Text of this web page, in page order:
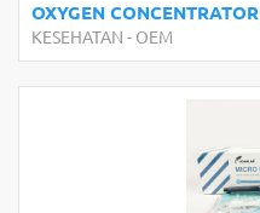
OXYGEN CONCENTRATOR
KESEHATAN - OEM